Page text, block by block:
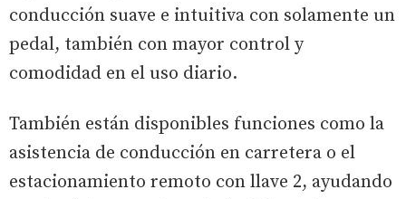
conducción suave e intuitiva con solamente un
pedal, también con mayor control y
comodidad en el uso diario.
También están disponibles funciones como la
asistencia de conducción en carretera o el
estacionamiento remoto con llave 2, ayudando